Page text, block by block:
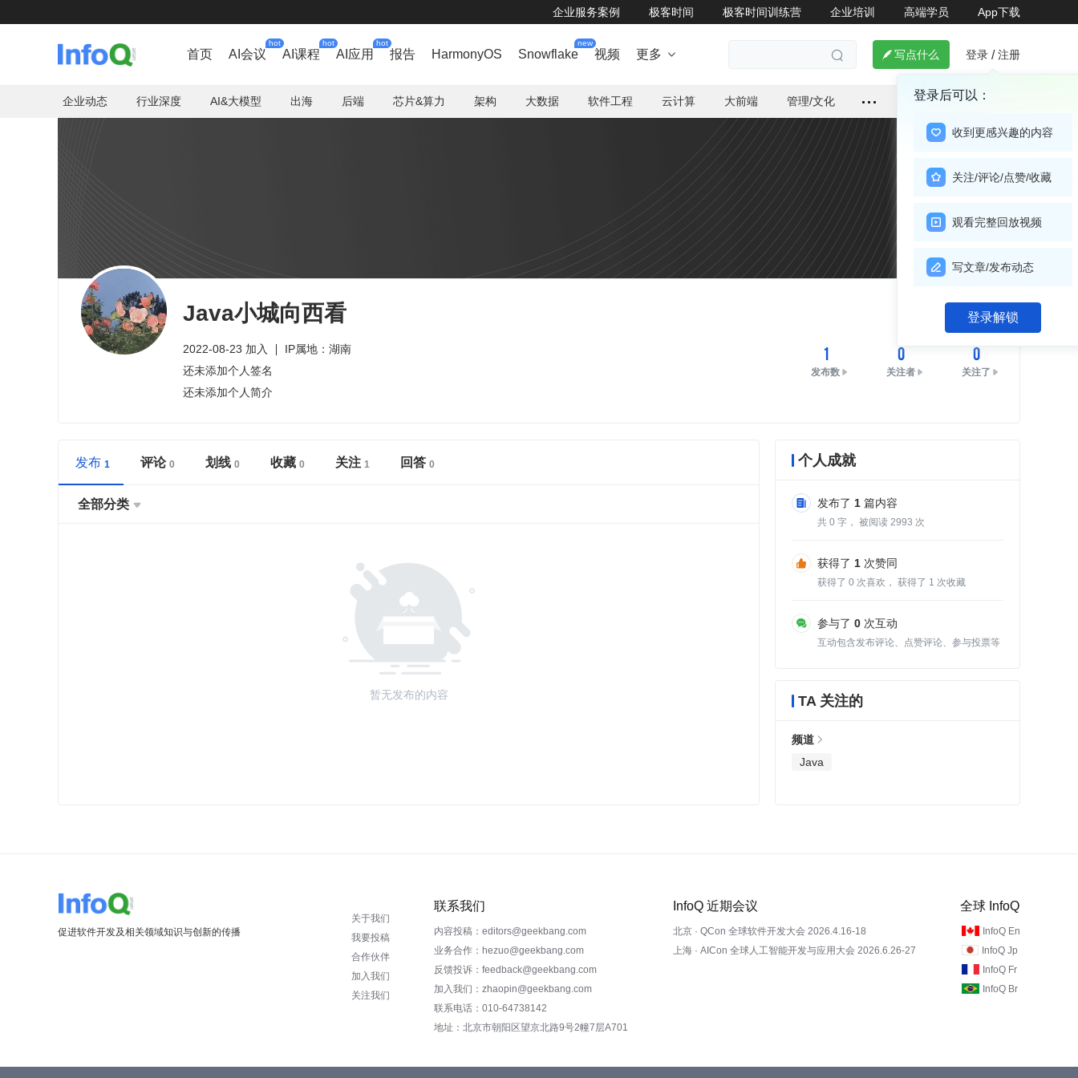
企业服务案例 极客时间 极客时间训练营 企业培训 高端学员 App下载
首页 AI会议
hot
AI课程
hot
AI应用
hot
报告 HarmonyOS Snowflake
new
视频 更多    写点什么 登录 / 注册
登录后可以：
收到更感兴趣的内容
关注/评论/点赞/收藏
观看完整回放视频
写文章/发布动态
登录解锁
企业动态 行业深度 AI&大模型 出海 后端 芯片&算力 架构 大数据 软件工程 云计算 大前端 管理/文化
Java小城向西看
2022-08-23 加入
IP属地：湖南
还未添加个人签名
还未添加个人简介
关注
1
发布数
0
关注者
0
关注了
发布 评论 划线 收藏 关注 回答
全部分类 
暂无发布的内容
个人成就
发布了 1 篇内容
共 0 字， 被阅读 2993 次
获得了 1 次赞同
获得了 0 次喜欢， 获得了 1 次收藏
参与了 0 次互动
互动包含发布评论、点赞评论、参与投票等
TA 关注的
频道
Java
促进软件开发及相关领域知识与创新的传播
关于我们
我要投稿
合作伙伴
加入我们
关注我们
联系我们
内容投稿：editors@geekbang.com
业务合作：hezuo@geekbang.com
反馈投诉：feedback@geekbang.com
加入我们：zhaopin@geekbang.com
联系电话：010-64738142
地址：北京市朝阳区望京北路9号2幢7层A701
InfoQ 近期会议
北京 · QCon 全球软件开发大会 2026.4.16-18
上海 · AICon 全球人工智能开发与应用大会 2026.6.26-27
全球 InfoQ
InfoQ En
InfoQ Jp
InfoQ Fr
InfoQ Br